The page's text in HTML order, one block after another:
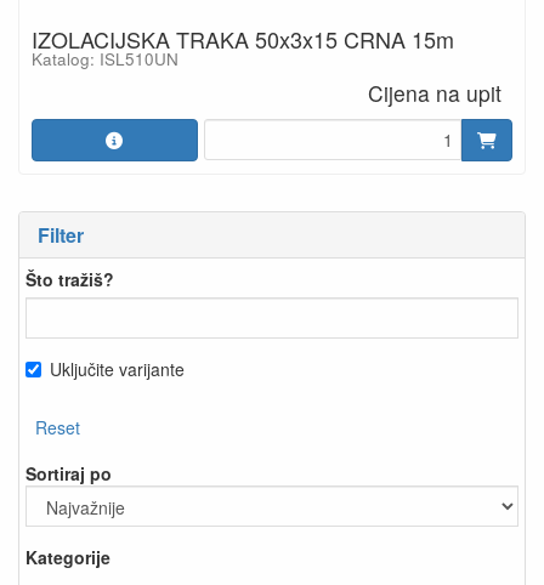
Filter
Što tražiš?
Uključite varijante
Reset
Sortiraj po
Kategorije
IZOLACIJSKA TRAKA 50x3x15 CRNA 15m
Katalog: ISL510UN
Cijena na upit